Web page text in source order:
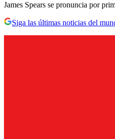
James Spears se pronuncia por
Siga las últimas noticias del